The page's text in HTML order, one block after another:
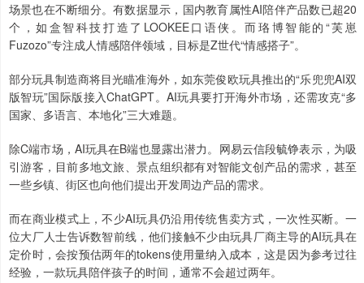
场景也在不断细分。有数据显示，国内教育属性AI陪伴产品数已超20
个，如盒智科技打造了LOOKEE口语侠。而珞博智能的“芙崽
Fuzozo”专注成人情感陪伴领域，目标是Z世代“情感搭子”。
部分玩具制造商将目光瞄准海外，如东莞俊欧玩具推出的“乐兜兜AI双
版智玩”国际版接入ChatGPT。AI玩具要打开海外市场，还需攻克“多
国家、多语言、本地化”三大难题。
除C端市场，AI玩具在B端也显露出潜力。网易云信段毓铮表示，为吸
引游客，目前多地文旅、景点组织都有对智能文创产品的需求，甚至
一些乡镇、街区也向他们提出开发周边产品的需求。
而在商业模式上，不少AI玩具仍沿用传统售卖方式，一次性买断。一
位大厂人士告诉数智前线，他们接触不少由玩具厂商主导的AI玩具在
定价时，会按预估两年的tokens使用量纳入成本，这是因为参考过往
经验，一款玩具陪伴孩子的时间，通常不会超过两年。